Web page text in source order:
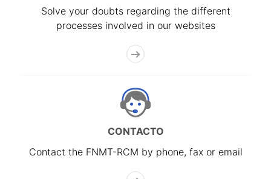
Solve your doubts regarding the different
processes involved in our websites
CONTACTO
Contact the FNMT-RCM by phone, fax or email